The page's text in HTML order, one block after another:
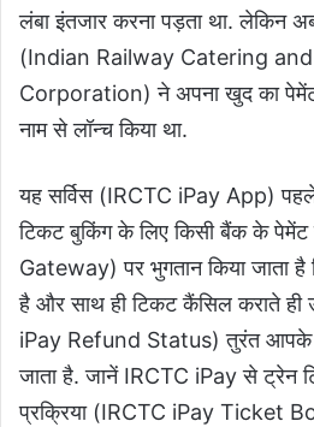
लंबा इंतजार करना पड़ता था. लेकिन
(Indian Railway Catering
Corporation) ने अपना खुद का
नाम से लॉन्च किया था.
यह सर्विस (IRCTC iPay App)
टिकट बुकिंग के लिए किसी बैंक के
Gateway) पर भुगतान किया जाता
है और साथ ही टिकट कैंसिल कराते
iPay Refund Status) तुरंत आपके
जाता है. जानें IRCTC iPay से ट्रेन
प्रक्रिया (IRCTC iPay Ticket